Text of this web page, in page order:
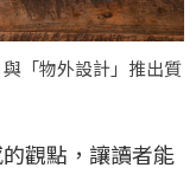
「物外設計」推出質
觀點，讓讀者能